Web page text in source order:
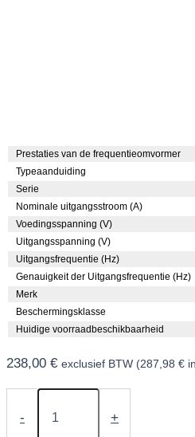
Prestaties van de frequentieomvormer
Typeaanduiding
Serie
Nominale uitgangsstroom (A)
Voedingsspanning (V)
Uitgangsspanning (V)
Uitgangsfrequentie (Hz)
Genauigkeit der Uitgangsfrequentie (Hz)
Merk
Beschermingsklasse
Huidige voorraadbeschikbaarheid
238,00 € exclusief BTW (287,98 €
-
Frequentieomvormer
kW
+